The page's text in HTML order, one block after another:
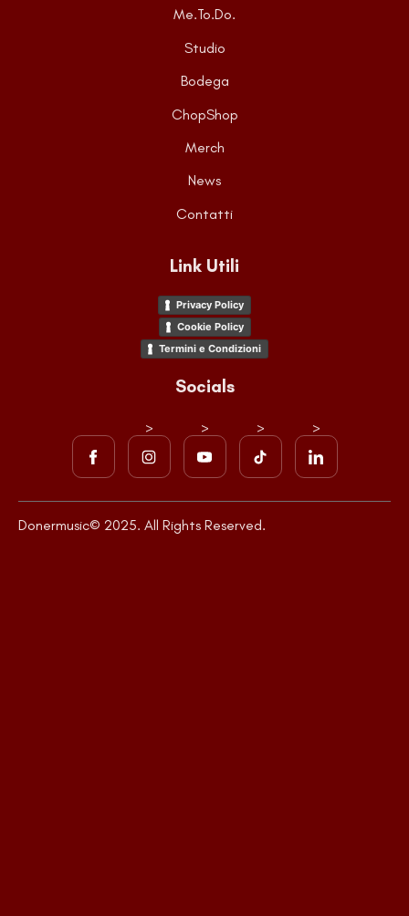
Me.To.Do.
Studio
Bodega
ChopShop
Merch
News
Contatti
Link Utili
Privacy Policy
Cookie Policy
Termini e Condizioni
Socials
> > > >
Donermusic© 2025. All Rights Reserved.